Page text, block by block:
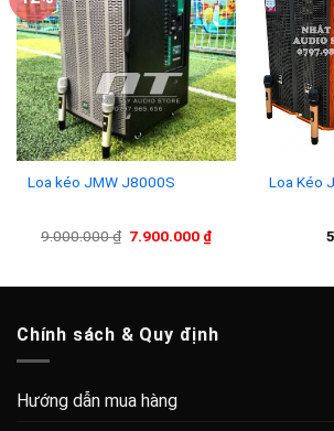
Add to
wishlist
Loa kéo JMW J8000S
9.000.000₫ Giá
7.900.000 ₫Giá
7.900.000 ₫.
Loa Kéo
Chính sách & Quy định
Hướng dẫn mua hàng